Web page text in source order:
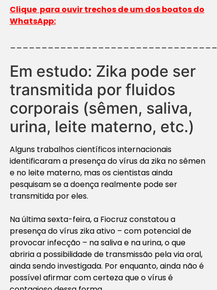
Clique para ouvir trechos de um dos boatos do
WhatsApp:
Em estudo: Zika pode ser
transmitida por fluidos
corporais (sêmen, saliva,
urina, leite materno, etc.)
Alguns trabalhos científicos internacionais
identificaram a presença do vírus da zika no sêmen
e no leite materno, mas os cientistas ainda
pesquisam se a doença realmente pode ser
transmitida por eles.
Na última sexta-feira, a Fiocruz constatou a
presença do vírus zika ativo – com potencial de
provocar infecção – na saliva e na urina, o que
abriria a possibilidade de transmissão pela via oral,
ainda sendo investigada. Por enquanto, ainda não é
possível afirmar com certeza que o vírus é